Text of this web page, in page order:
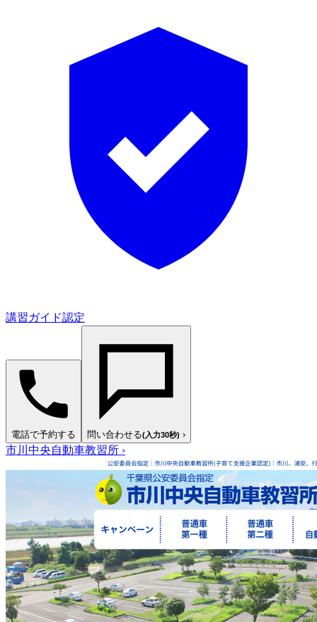
講習ガイド認定
電話で予約する 問い合わせる(入力30秒) ›
市川中央自動車教習所 ›